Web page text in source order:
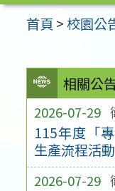
區
首頁 >校園公
相關公
2026-07-29
115年度「
生產流程活動
2026-07-29